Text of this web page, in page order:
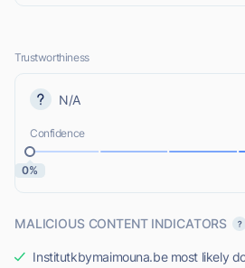
Trustworthiness
N/A
Confidence
0%
MALICIOUS CONTENT INDICATORS
Institutkbymaimouna.be most likely